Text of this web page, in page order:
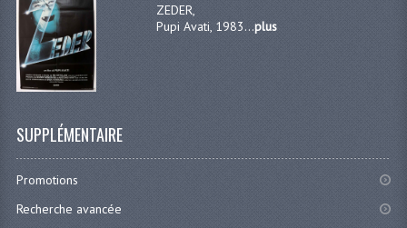
ZEDER,
Pupi Avati, 1983...plus
SUPPLÉMENTAIRE
Promotions
Recherche avancée